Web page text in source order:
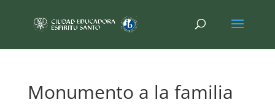
Monumento a la familia